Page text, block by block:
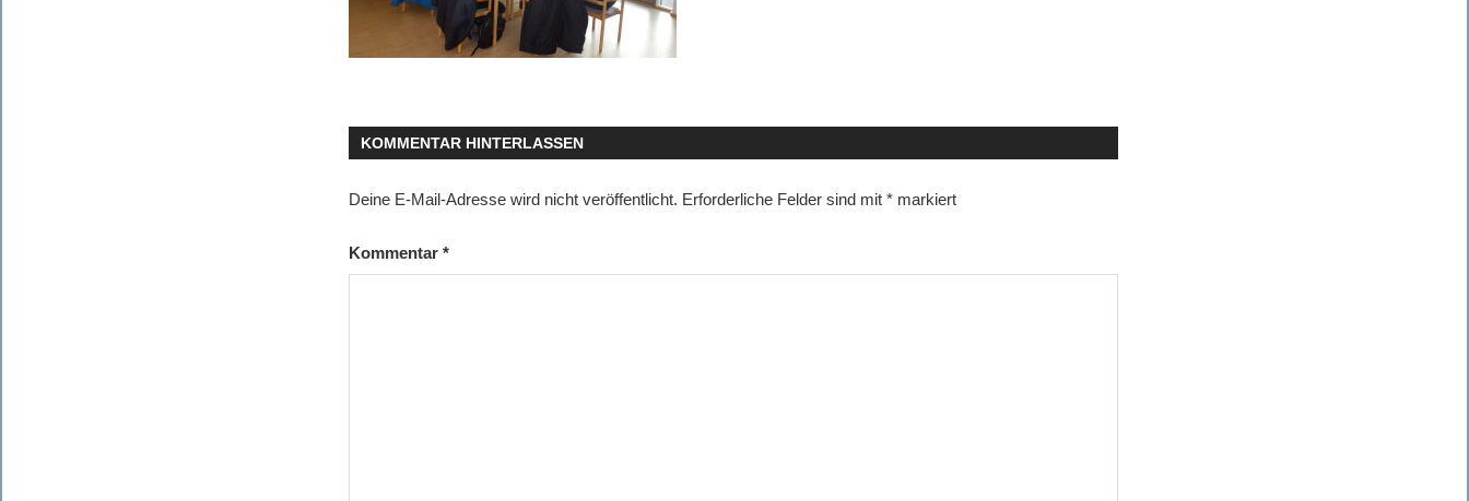
KOMMENTAR HINTERLASSEN
Deine E-Mail-Adresse wird nicht veröffentlicht. Erforderliche Felder sind mit* markiert
Kommentar*